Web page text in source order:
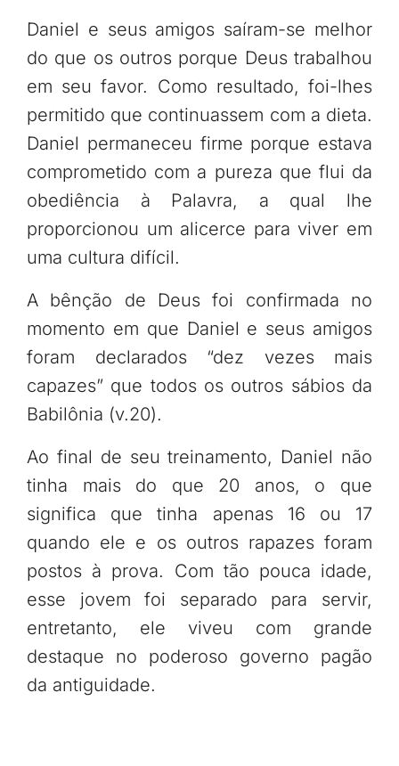
Daniel e seus amigos saíram-se melhor
do que os outros porque Deus trabalhou
em seu favor. Como resultado, foi-lhes
permitido que continuassem com a dieta.
Daniel permaneceu firme porque estava
comprometido com a pureza que flui da
obediência à Palavra, a qual lhe
proporcionou um alicerce para viver em
uma cultura difícil.
A bênção de Deus foi confirmada no
momento em que Daniel e seus amigos
foram declarados “dez vezes mais
capazes” que todos os outros sábios da
Babilônia (v.20).
Ao final de seu treinamento, Daniel não
tinha mais do que 20 anos, o que
significa que tinha apenas 16 ou 17
quando ele e os outros rapazes foram
postos à prova. Com tão pouca idade,
esse jovem foi separado para servir,
entretanto, ele viveu com grande
destaque no poderoso governo pagão
da antiguidade.